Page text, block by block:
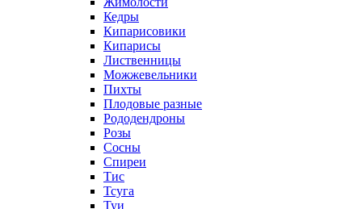
Кедры
Кипарисовики
Кипарисы
Лиственницы
Можжевельники
Пихты
Плодовые разные
Рододендроны
Розы
Сосны
Спиреи
Тис
Тсуга
Туи